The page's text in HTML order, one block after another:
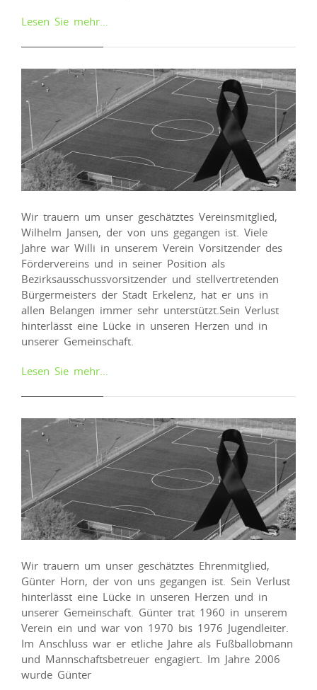
Lesen Sie mehr…
Wir trauern um unser geschätztes Vereinsmitglied,
Wilhelm Jansen, der von uns gegangen ist. Viele
Jahre war Willi in unserem Verein Vorsitzender des
Fördervereins und in seiner Position als
Bezirksausschussvorsitzender und stellvertretenden
Bürgermeisters der Stadt Erkelenz, hat er uns in
allen Belangen immer sehr unterstützt.Sein Verlust
hinterlässt eine Lücke in unseren Herzen und in
unserer Gemeinschaft.
Lesen Sie mehr…
Wir trauern um unser geschätztes Ehrenmitglied,
Günter Horn, der von uns gegangen ist. Sein Verlust
hinterlässt eine Lücke in unseren Herzen und in
unserer Gemeinschaft. Günter trat 1960 in unserem
Verein ein und war von 1970 bis 1976 Jugendleiter.
Im Anschluss war er etliche Jahre als Fußballobmann
und Mannschaftsbetreuer engagiert. Im Jahre 2006
wurde Günter